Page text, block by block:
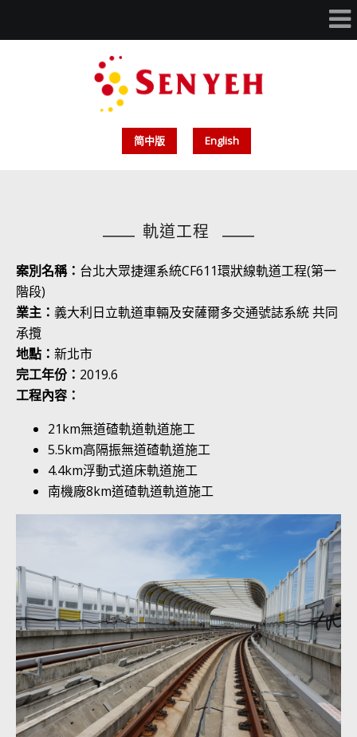
简中版 English
軌道工程
案別名稱： 台北大眾捷運系統CF611環狀線軌道工程(第一
階段)
業主： 義大利日立軌道車輛及安薩爾多交通號誌系統 共同
承攬
地點： 新北市
完工年份： 2019.6
工程內容：
21km無道碴軌道軌道施工
5.5km高隔振無道碴軌道施工
4.4km浮動式道床軌道施工
南機廠8km道碴軌道軌道施工